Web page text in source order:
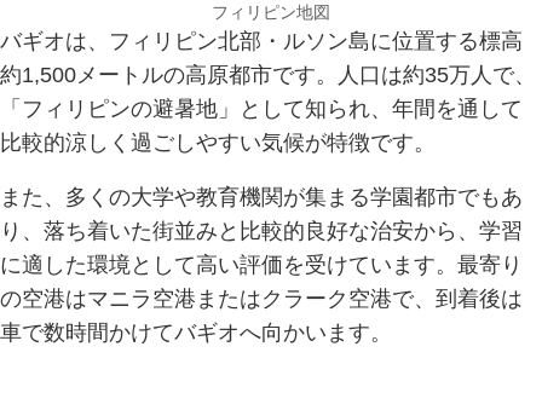
フィリピン地図
バギオは、フィリピン北部・ルソン島に位置する標高
約1,500メートルの高原都市です。人口は約35万人で、
「フィリピンの避暑地」として知られ、年間を通して
比較的涼しく過ごしやすい気候が特徴です。
また、多くの大学や教育機関が集まる学園都市でもあ
り、落ち着いた街並みと比較的良好な治安から、学習
に適した環境として高い評価を受けています。最寄り
の空港はマニラ空港またはクラーク空港で、到着後は
車で数時間かけてバギオへ向かいます。